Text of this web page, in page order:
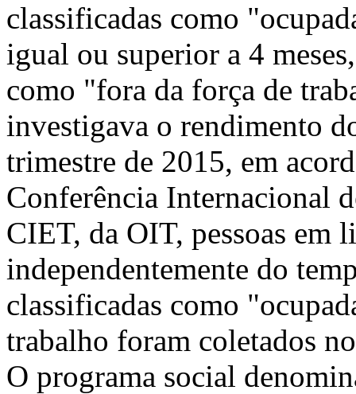
classificadas como
igual ou superior a 4
como "fora da força de
investigava o rendimento
trimestre de 2015, em
Conferência Internacional
CIET, da OIT, pessoas em
independentemente do
classificadas como
trabalho foram coletados
O programa social